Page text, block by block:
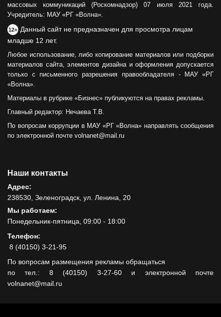
массовых коммуникаций (Роскомнадзор) 07 июля 2021 года.
Учредитель: МАУ «РГ «Волна».
12+ Данный сайт не предназначен для просмотра лицам
младше 12 лет.
Любое использование, либо копирование материалов или подборки
материалов сайта, элементов дизайна и оформления допускается
только с письменного разрешения правообладателя - МАУ «РГ
«Волна».
Материалы в рубрике «Бизнес» публикуются на правах рекламы.
Главный редактор: Нечаева Т.В.
По вопросам коррупции в МАУ «РГ «Волна» направлять сообщения
по электронной почте volnanet@mail.ru
Наши контакты
Адрес:
238530, Зеленоградск, ул. Ленина, 20
Мы работаем:
Понедельник-пятница, 09:00 - 18:00
Телефон:
8 (40150) 3-21-95
По вопросам размещения рекламы обращаться
по тел.: 8 (40150) 3-27-60 и электронной почте
volnanet@mail.ru